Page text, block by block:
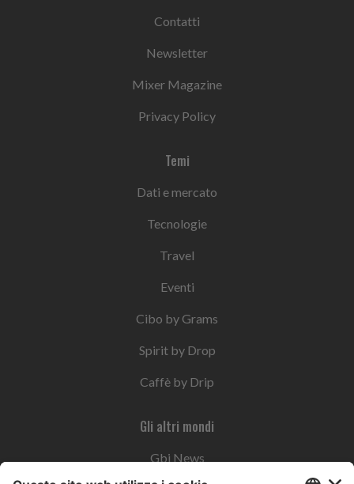
Contatti
Newsletter
Mixer Magazine
Privacy Policy
Temi
Dati e mercato
Tecnologie
Travel
Eventi
Cibo by Grams
Spirit by Drop
Caffè by Drip
Gli altri mondi
Gbi News